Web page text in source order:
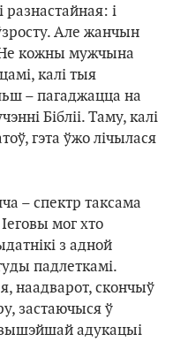
і
Але жанчын
кожны мужчына
калі тыя
– пагаджацца на
Бібліі. Таму, калі
гэта ўжо лічылася
– спектр таксама
мог хто
з адной
падлеткамі.
наадварот, скончыў
застаючыся ў
адукацыі